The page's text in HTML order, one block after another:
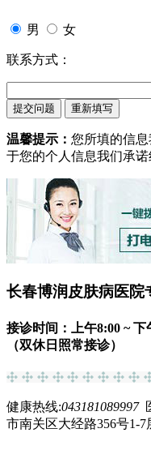
男 女
联系方式：
温馨提示： 您所填的信
于您的个人信息我们承诺
长春博润皮肤病医院
接诊时间：上午8:00 ~ 下
（双休日照常接诊）
健康热线:043181089997
市南关区大经路356号1-7